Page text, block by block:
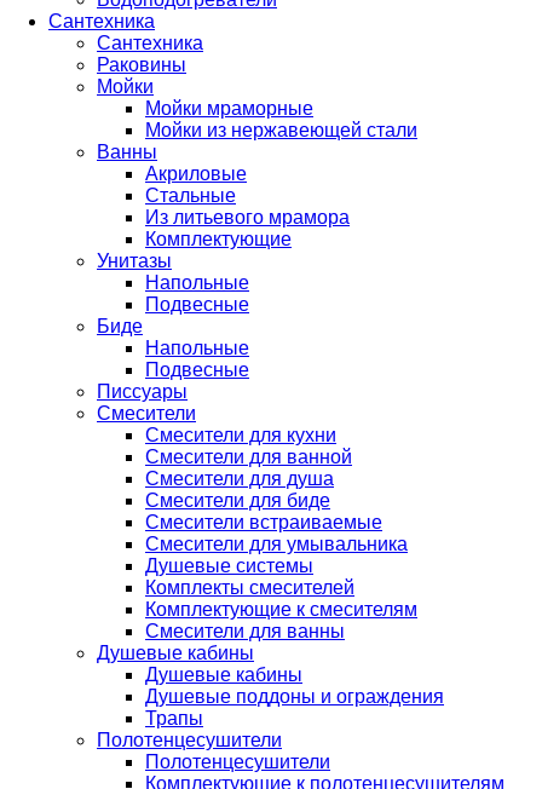
Сантехника
Сантехника
Раковины
Мойки
Мойки мраморные
Мойки из нержавеющей стали
Ванны
Акриловые
Стальные
Из литьевого мрамора
Комплектующие
Унитазы
Напольные
Подвесные
Биде
Напольные
Подвесные
Писсуары
Смесители
Смесители для кухни
Смесители для ванной
Смесители для душа
Смесители для биде
Смесители встраиваемые
Смесители для умывальника
Душевые системы
Комплекты смесителей
Комплектующие к смесителям
Смесители для ванны
Душевые кабины
Душевые кабины
Душевые поддоны и ограждения
Трапы
Полотенцесушители
Полотенцесушители
Комплектующие к полотенцесушителям